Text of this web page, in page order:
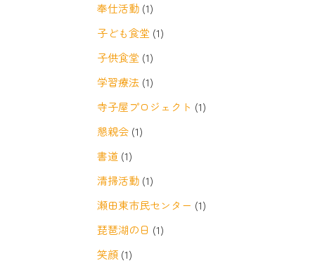
奉仕活動 (1)
子ども食堂 (1)
子供食堂 (1)
学習療法 (1)
寺子屋プロジェクト (1)
懇親会 (1)
書道 (1)
清掃活動 (1)
瀬田東市民センター (1)
琵琶湖の日 (1)
笑顔 (1)